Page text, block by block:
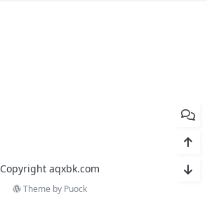
Copyright aqxbk.com
Theme by Puock